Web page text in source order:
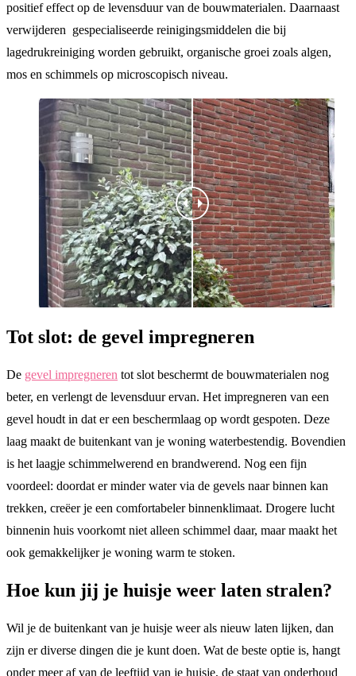
positief effect op de levensduur van de bouwmaterialen. Daarnaast
verwijderen gespecialiseerde reinigingsmiddelen die bij
lagedrukreiniging worden gebruikt, organische groei zoals algen,
mos en schimmels op microscopisch niveau.
Tot slot: de gevel impregneren
De gevel impregneren tot slot beschermt de bouwmaterialen nog
beter, en verlengt de levensduur ervan. Het impregneren van een
gevel houdt in dat er een beschermlaag op wordt gespoten. Deze
laag maakt de buitenkant van je woning waterbestendig. Bovendien
is het laagje schimmelwerend en brandwerend. Nog een fijn
voordeel: doordat er minder water via de gevels naar binnen kan
trekken, creëer je een comfortabeler binnenklimaat. Drogere lucht
binnenin huis voorkomt niet alleen schimmel daar, maar maakt het
ook gemakkelijker je woning warm te stoken.
Hoe kun jij je huisje weer laten stralen?
Wil je de buitenkant van je huisje weer als nieuw laten lijken, dan
zijn er diverse dingen die je kunt doen. Wat de beste optie is, hangt
onder meer af van de leeftijd van je huisje, de staat van onderhoud